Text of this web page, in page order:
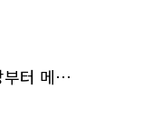
주황색 리본 따라 한강부터 메타세쿼이아 숲길까지…서울둘레길 15코스